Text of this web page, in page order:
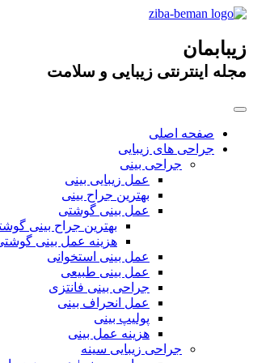
زیبابمان
مجله اینترنتی زیبایی و سلامت
صفحه اصلی
جراحی های زیبایی
جراحی بینی
عمل زیبایی بینی
بهترین جراح بینی
عمل بینی گوشتی
بهترین جراح بینی
هزینه عمل بینی
عمل بینی استخوانی
عمل بینی طبیعی
جراحی بینی فانتزی
عمل انحراف بینی
پولیپ بینی
هزینه عمل بینی
جراحی زیبایی سینه